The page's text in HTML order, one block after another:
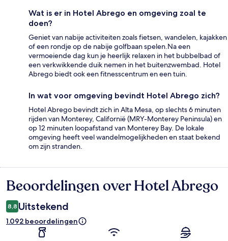
Wat is er in Hotel Abrego en omgeving zoal te
doen?
Geniet van nabije activiteiten zoals fietsen, wandelen, kajakken
of een rondje op de nabije golfbaan spelen.Na een
vermoeiende dag kun je heerlijk relaxen in het bubbelbad of
een verkwikkende duik nemen in het buitenzwembad. Hotel
Abrego biedt ook een fitnesscentrum en een tuin.
In wat voor omgeving bevindt Hotel Abrego zich?
Hotel Abrego bevindt zich in Alta Mesa, op slechts 6 minuten
rijden van Monterey, Californië (MRY-Monterey Peninsula) en
op 12 minuten loopafstand van Monterey Bay. De lokale
omgeving heeft veel wandelmogelijkheden en staat bekend
om zijn stranden.
Beoordelingen
Beoordelingen over Hotel Abrego
8,8 Uitstekend
1.092 beoordelingen